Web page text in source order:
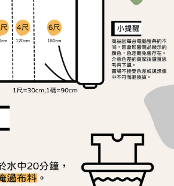
式進行付款，方視為交易完成。
下不需立刻繳費，但若您需要取消訂單，請聯絡
同意取消之訂單仍視為有效，需透過AFTEE先享
先享後付 」之結帳頁面顯示為準，若有關於
消欲退款等相關疑問，請聯繫「AFTEE先享後付
support/home
限公司提供之「AFTEE先享後付」服務完成之交
內提供個人資料，並將交易相關給付款項請求債
公司。
徵得法定代理人或監護人之同意方可使用
未經同意申辦者引起之損失，本公司不負相關責
含以上)免運費